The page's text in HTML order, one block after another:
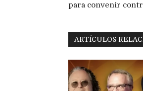
para convenir
ARTÍCULOS